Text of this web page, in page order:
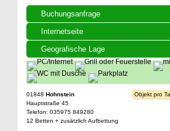
Buchungsanfrage
Internetseite
Geografische Lage
01848 Hohnstein
Hauptstraße 45
Telefon: 035975 849280
12 Betten + zusätzlich Aufbettung
Objekt pro